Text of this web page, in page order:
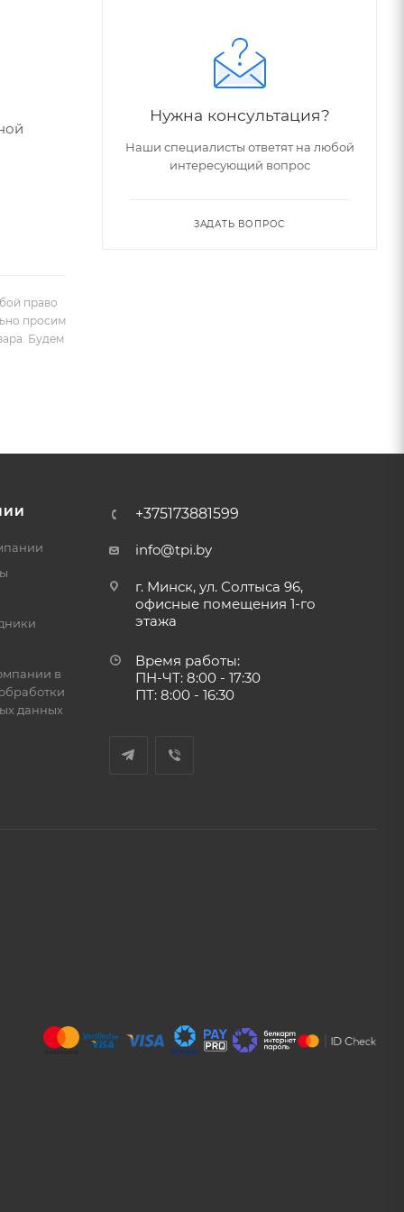
право
просим
Будем
Нужна консультация?
Наши специалисты ответят на любой
интересующий вопрос
ЗАДАТЬ ВОПРОС
в
данных
+375173881599
info@tpi.by
г. Минск, ул. Солтыса 96,
офисные помещения 1-го
этажа
Время работы:
ПН-ЧТ: 8:00 - 17:30
ПТ: 8:00 - 16:30